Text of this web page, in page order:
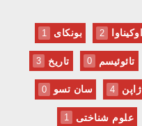
اوکیناوا 2 بونکای 1
تائوئیسم 0 تاریخ 3
ژاپن 4 سان تسو 0
علوم شناختی 1